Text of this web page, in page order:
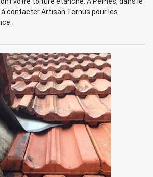
à contacter Artisan Ternus pour les